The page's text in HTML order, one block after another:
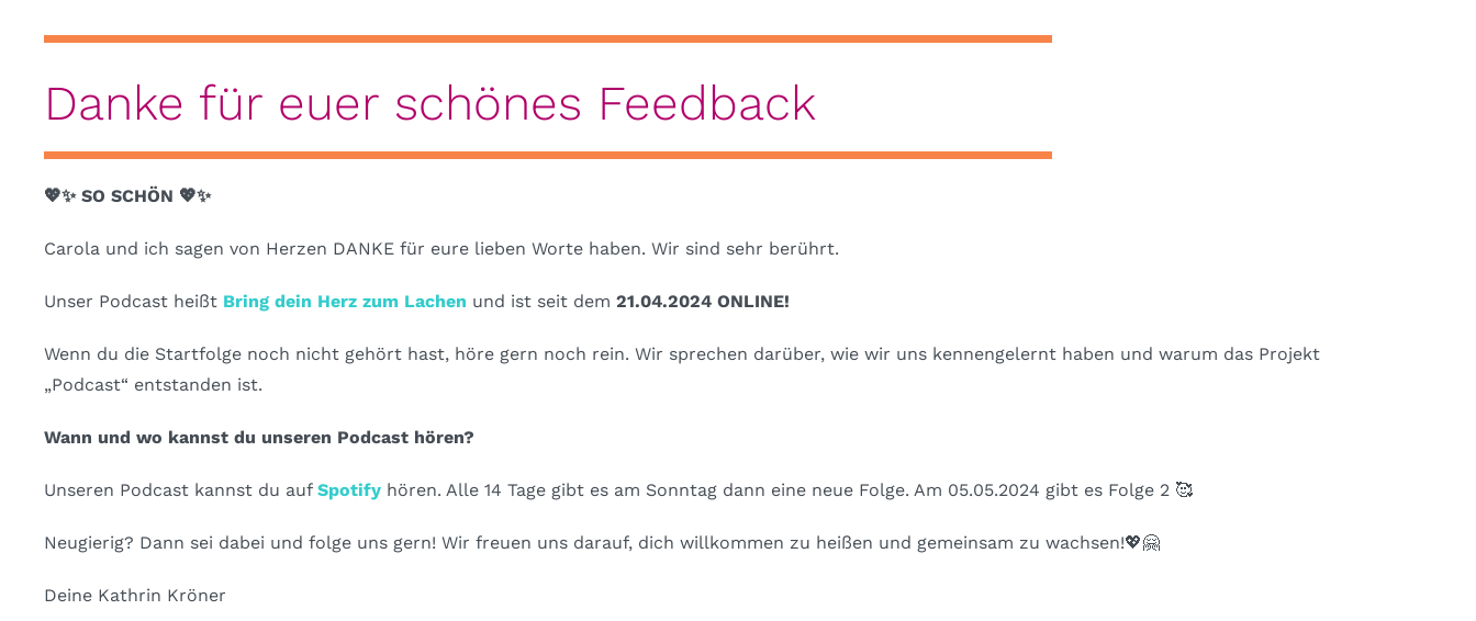
Danke für euer schönes Feedback
💖✨ SO SCHÖN 💖✨
Carola und ich sagen von Herzen DANKE für eure lieben Worte haben. Wir sind sehr berührt.
Unser Podcast heißt Bring dein Herz zum Lachen und ist seit dem 21.04.2024 ONLINE!
Wenn du die Startfolge noch nicht gehört hast, höre gern noch rein. Wir sprechen darüber, wie wir uns kennengelernt haben und warum das Projekt
„Podcast“ entstanden ist.
Wann und wo kannst du unseren Podcast hören?
Unseren Podcast kannst du auf Spotifyhören. Alle 14 Tage gibt es am Sonntag dann eine neue Folge. Am 05.05.2024 gibt es Folge 2 🥰
Neugierig? Dann sei dabei und folge uns gern! Wir freuen uns darauf, dich willkommen zu heißen und gemeinsam zu wachsen!💖🤗
Deine Kathrin Kröner